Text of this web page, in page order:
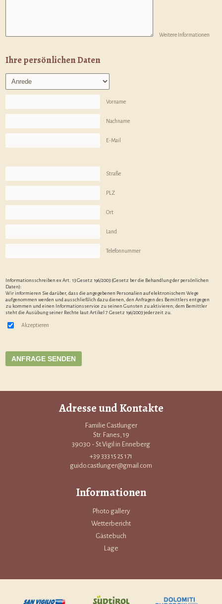
Weitere Informationen
Ihre persönlichen Daten
Vorname
Nachname
E-Mail
Straße
PLZ
Ort
Land
Telefonnummer
Informationsschreiben ex Art. 13 Gesetz 196/2003 (Gesetz ber die Behandlung der persönlichen
Daten):
Wir informieren Sie darüber, dass die angegebenen Personalien auf elektronischem Wege
aufgenommen werden und ausschließlich dazu dienen, den Anfragen des Bemittlers entgegen
zu kommen und einen Informationsservice zu seinen Gunsten zu aktivieren; dem Bemittler
steht die Ausübung seiner Rechte laut Artikel 7 Gesetz 196/2003 jederzeit zu.
Akzeptieren
Adresse und Kontakte
Familie Castlunger
Str. Fanes, 19
39030 - St.Vigil in Enneberg
+39 333 15 25 171
guido.castlunger@gmail.com
Informationen
Photo gallery
Wetterbericht
Gästebuch
Lage